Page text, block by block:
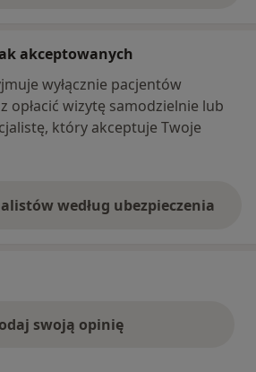
akceptowanych
wyłącznie pacjentów
opłacić wizytę samodzielnie lub
który akceptuje Twoje
według ubezpieczenia
swoją opinię